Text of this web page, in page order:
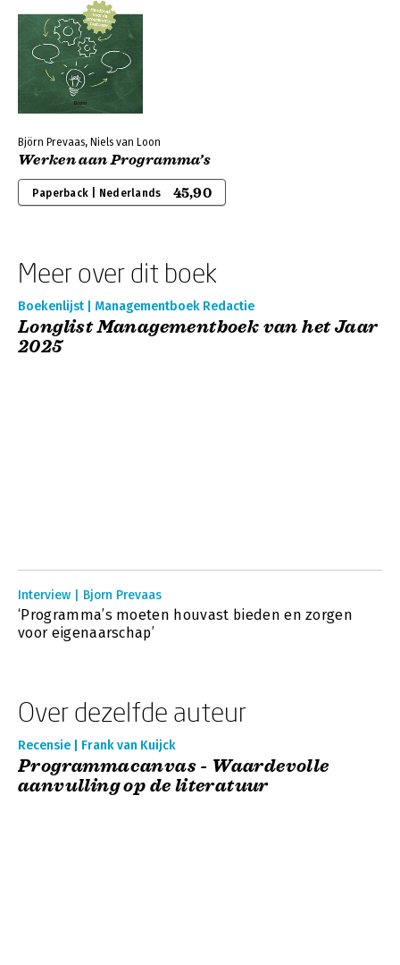
Björn Prevaas, Niels van Loon
Werken aan Programma’s
Paperback | Nederlands 45,90
Meer over dit boek
Boekenlijst | Managementboek Redactie
Longlist Managementboek van het Jaar
2025
Interview | Bjorn Prevaas
‘Programma’s moeten houvast bieden en zorgen
voor eigenaarschap’
Over dezelfde auteur
Recensie | Frank van Kuijck
Programmacanvas - Waardevolle
aanvulling op de literatuur